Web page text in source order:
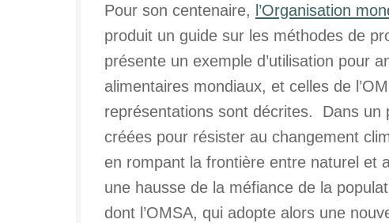
Pour son centenaire, l’Organisation
produit un guide sur les méthodes de
présente un exemple d’utilisation pour
alimentaires mondiaux, et celles de
représentations sont décrites. Dans un
créées pour résister au changement
en rompant la frontière entre naturel et
une hausse de la méfiance de la
dont l’OMSA, qui adopte alors une